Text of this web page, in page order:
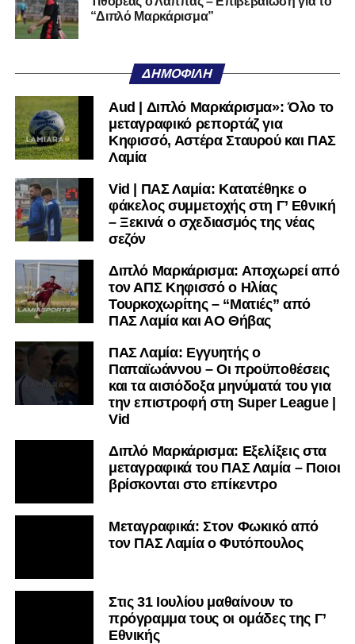
το 1-0 να διατηρείται μέχρι το τελικό σφύριγμα.
ΑΟ Τρίκαλα:
Κουφιώτης, Μαργαρίτης Α., Τρούμπουλος, Φράγκος,
Αλτάνης, Βρέττας, Τσιάκας, Ντότης
ΠΑΣ Λαμία:
Λαζαρίνας, Λαμπίρης, Ορφανός, Κοκκίνης,
Παπαδάκος, Αντερέμι, Κάτανας, Βασίλας, Σκόνδρας Α.,
Μέτσε, Κακάμης
Ακολουθήστε το lamiara.grστοGoogle Newsγια να
μαθαίνετε πρώτοι τα κυανόλευκα νέα στην Ελλάδα και τον
υπόλοιπο κόσμο. Ακολουθήστε το lamiara.gr στο
Twitterκαι στο
μαθαίνετε σε χρόνο dt όλα τα νέα.
“Διπλό Μαρκάρισμα”
ΔΗΜΟΦΙΛΉ
Aud | Διπλό Μαρκάρισμα»: Όλο το
μεταγραφικό ρεπορτάζ για
Κηφισσό, Αστέρα Σταυρού και ΠΑΣ
Λαμία
Vid | ΠΑΣ Λαμία: Κατατέθηκε ο
φάκελος συμμετοχής στη Γ’ Εθνική
– Ξεκινά ο σχεδιασμός της νέας
σεζόν
Διπλό Μαρκάρισμα: Αποχωρεί από
τον ΑΠΣ Κηφισσό ο Ηλίας
Τουρκοχωρίτης – “Ματιές” από
ΠΑΣ Λαμία και ΑΟ Θήβας
ΠΑΣ Λαμία: Εγγυητής ο
Παπαϊωάννου – Οι προϋποθέσεις
και τα αισιόδοξα μηνύματά του για
την επιστροφή στη Super League |
Vid
Διπλό Μαρκάρισμα: Εξελίξεις στα
μεταγραφικά του ΠΑΣ Λαμία – Ποιοι
βρίσκονται στο επίκεντρο
Μεταγραφικά: Στον Φωκικό από
τον ΠΑΣ Λαμία ο Φυτόπουλος
Στις 31 Ιουλίου μαθαίνουν το
πρόγραμμα τους οι ομάδες της Γ’
Εθνικής